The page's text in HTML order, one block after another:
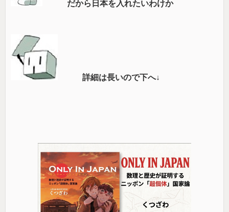
だから日本を入れたいわけか
詳細は長いので下へ↓